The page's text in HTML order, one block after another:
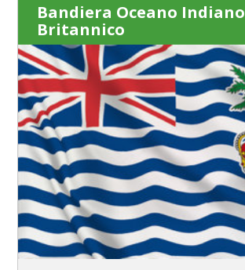
Bandiera Oceano Indiano
Britannico